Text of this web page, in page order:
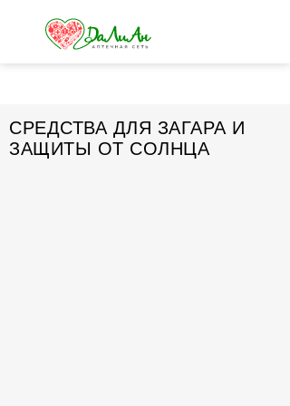
СРЕДСТВА ДЛЯ ЗАГАРА И
ЗАЩИТЫ ОТ СОЛНЦА